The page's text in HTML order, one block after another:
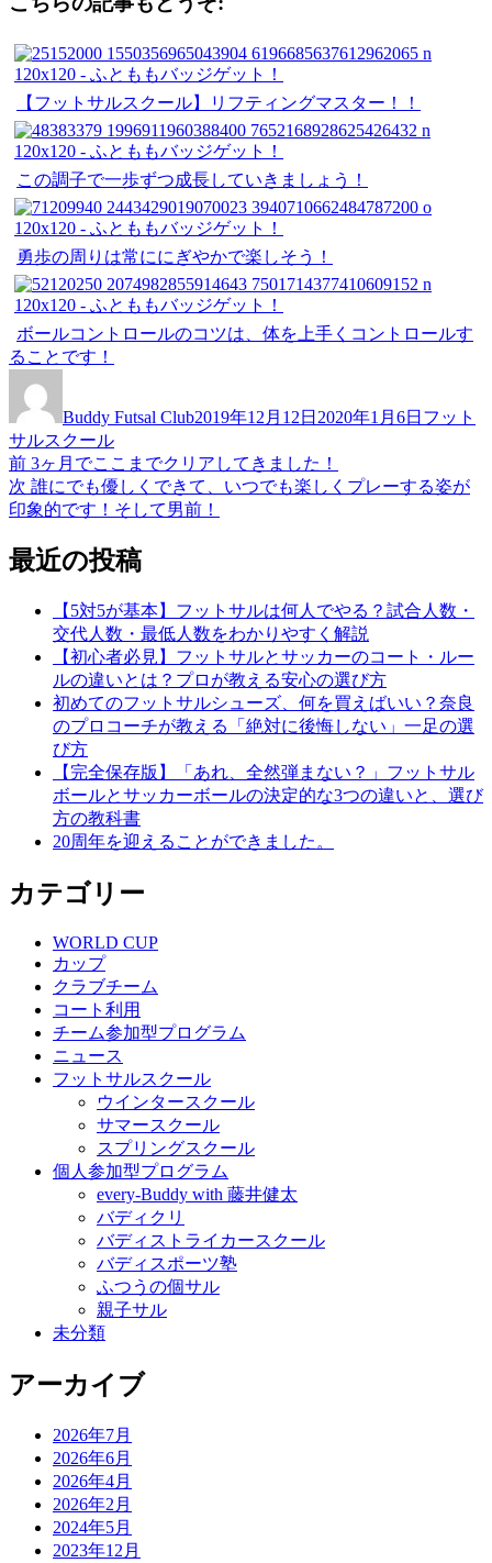
【フットサルスクール】リフティングマスター！！
この調子で一歩ずつ成長していきましょう！
勇歩の周りは常ににぎやかで楽しそう！
ボールコントロールのコツは、体を上手くコントロールす
ることです！
者
Buddy Futsal Club日:
2019年12月12日 2020年1月6日ゴ
フット
サルスクール
投
稿
ビ
前 前
の
投
3ヶ月でここまでクリアしてきました！
次 次
の
稿:
誰にでも優しくできて、いつでも楽しくプレーする姿が
印象的です！そして男前！
最近の投稿
【5対5が基本】フットサルは何人でやる？試合人数・
交代人数・最低人数をわかりやすく解説
【初心者必見】フットサルとサッカーのコート・ルー
ルの違いとは？プロが教える安心の選び方
初めてのフットサルシューズ、何を買えばいい？奈良
のプロコーチが教える「絶対に後悔しない」一足の選
び方
【完全保存版】「あれ、全然弾まない？」フットサル
ボールとサッカーボールの決定的な3つの違いと、選び
方の教科書
20周年を迎えることができました。
カテゴリー
WORLD CUP
カップ
クラブチーム
コート利用
チーム参加型プログラム
ニュース
フットサルスクール
ウインタースクール
サマースクール
スプリングスクール
個人参加型プログラム
every-Buddy with 藤井健太
バディクリ
バディストライカースクール
バディスポーツ塾
ふつうの個サル
親子サル
未分類
アーカイブ
2026年7月
2026年6月
2026年4月
2026年2月
2024年5月
2023年12月